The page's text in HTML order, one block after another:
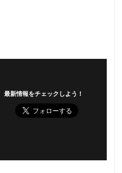
最新情報をチェックしよう！